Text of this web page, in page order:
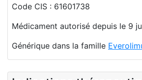
Code CIS : 61601738
Médicament autorisé depuis le 9
Générique dans la famille